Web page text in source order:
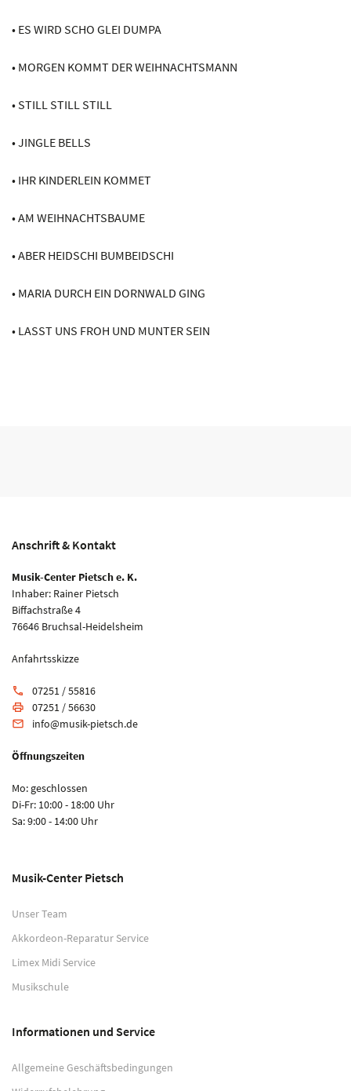
• ES WIRD SCHO GLEI DUMPA
• MORGEN KOMMT DER WEIHNACHTSMANN
• STILL STILL STILL
• JINGLE BELLS
• IHR KINDERLEIN KOMMET
• AM WEIHNACHTSBAUME
• ABER HEIDSCHI BUMBEIDSCHI
• MARIA DURCH EIN DORNWALD GING
• LASST UNS FROH UND MUNTER SEIN
Anschrift & Kontakt
Musik-Center Pietsch e. K.
Inhaber: Rainer Pietsch
Biffachstraße 4
76646 Bruchsal-Heidelsheim
Anfahrtsskizze
phone 07251 / 55816
print 07251 / 56630
email info@musik-pietsch.de
Öffnungszeiten
Mo: geschlossen
Di-Fr: 10:00 - 18:00 Uhr
Sa: 9:00 - 14:00 Uhr
Musik-Center Pietsch
Unser Team
Akkordeon-Reparatur Service
Limex Midi Service
Musikschule
Informationen und Service
Allgemeine Geschäftsbedingungen